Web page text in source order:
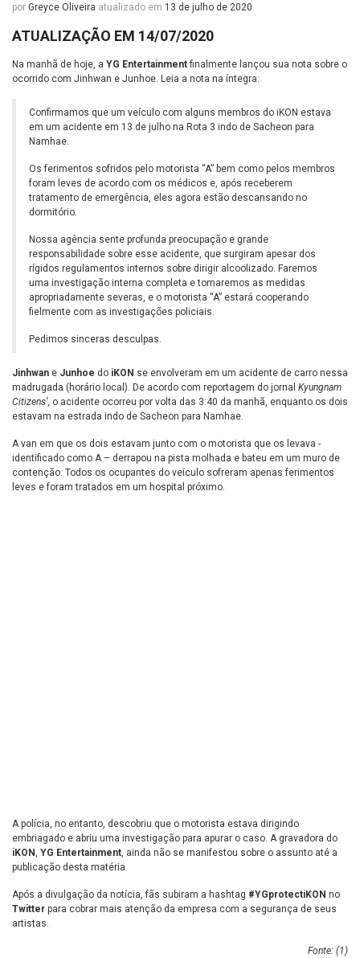
por Greyce Oliveira atualizado em 13 de julho de 2020
ATUALIZAÇÃO EM 14/07/2020
Na manhã de hoje, a YG Entertainmentfinalmente lançou sua nota sobre o
ocorrido com Jinhwan e Junhoe. Leia a nota na íntegra:
Confirmamos que um veículo com alguns membros do iKON estava
em um acidente em 13 de julho na Rota 3 indo de Sacheon para
Namhae.
Os ferimentos sofridos pelo motorista “A” bem como pelos membros
foram leves de acordo com os médicos e, após receberem
tratamento de emergência, eles agora estão descansando no
dormitório.
Nossa agência sente profunda preocupação e grande
responsabilidade sobre esse acidente, que surgiram apesar dos
rígidos regulamentos internos sobre dirigir alcoolizado. Faremos
uma investigação interna completa e tomaremos as medidas
apropriadamente severas, e o motorista “A” estará cooperando
fielmente com as investigações policiais.
Pedimos sinceras desculpas.
Jinhwan e Junhoe do iKON se envolveram em um acidente de carro nessa
madrugada (horário local). De acordo com reportagem do jornal Kyungnam
Citizens’, o acidente ocorreu por volta das 3:40 da manhã, enquanto os dois
estavam na estrada indo de Sacheon para Namhae.
A van em que os dois estavam junto com o motorista que os levava -
identificado como A – derrapou na pista molhada e bateu em um muro de
contenção. Todos os ocupantes do veículo sofreram apenas ferimentos
leves e foram tratados em um hospital próximo.
A polícia, no entanto, descobriu que o motorista estava dirigindo
embriagado e abriu uma investigação para apurar o caso. A gravadora do
iKON, YG Entertainment, ainda não se manifestou sobre o assunto até a
publicação desta matéria.
Após a divulgação da notícia, fãs subiram a hashtag #YGprotectiKON no
Twitter para cobrar mais atenção da empresa com a segurança de seus
artistas.
Fonte: (1 )